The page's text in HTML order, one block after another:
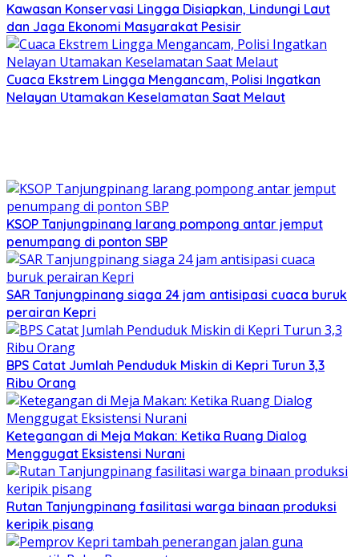
Kawasan Konservasi Lingga Disiapkan, Lindungi Laut
dan Jaga Ekonomi Masyarakat Pesisir
Cuaca Ekstrem Lingga Mengancam, Polisi Ingatkan
Nelayan Utamakan Keselamatan Saat Melaut
KSOP Tanjungpinang larang pompong antar jemput
penumpang di ponton SBP
SAR Tanjungpinang siaga 24 jam antisipasi cuaca buruk
perairan Kepri
BPS Catat Jumlah Penduduk Miskin di Kepri Turun 3,3
Ribu Orang
Ketegangan di Meja Makan: Ketika Ruang Dialog
Menggugat Eksistensi Nurani
Rutan Tanjungpinang fasilitasi warga binaan produksi
keripik pisang